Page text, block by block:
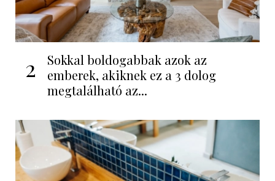
2
Sokkal boldogabbak azok az
emberek, akiknek ez a 3 dolog
megtalálható az...